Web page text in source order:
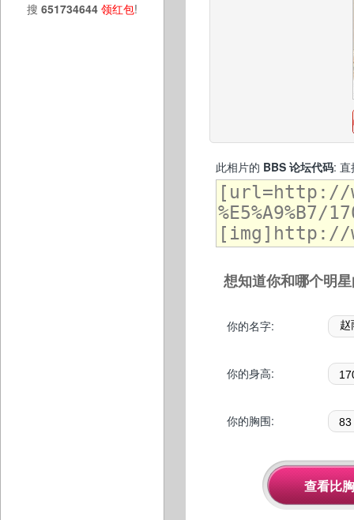
搜 651734644 领红包!
此相片的 BBS 论坛代码: 直
想知道你和哪个明
你的名字:
你的身高:
你的胸围: